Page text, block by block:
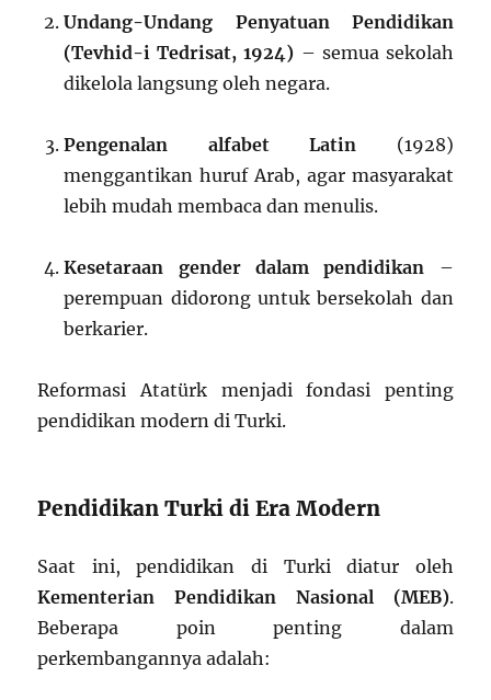
Undang-Undang Penyatuan Pendidikan
(Tevhid-i Tedrisat, 1924) – semua sekolah
dikelola langsung oleh negara.
Pengenalan alfabet Latin (1928)
menggantikan huruf Arab, agar masyarakat
lebih mudah membaca dan menulis.
Kesetaraan gender dalam pendidikan –
perempuan didorong untuk bersekolah dan
berkarier.
Reformasi Atatürk menjadi fondasi penting
pendidikan modern di Turki.
Pendidikan Turki di Era Modern
Saat ini, pendidikan di Turki diatur oleh
Kementerian Pendidikan Nasional (MEB).
Beberapa poin penting dalam
perkembangannya adalah: